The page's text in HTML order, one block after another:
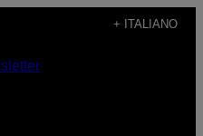
+ ITALIANO